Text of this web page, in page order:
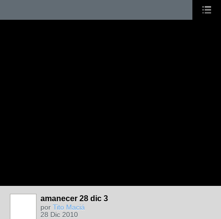
amanecer 28 dic 3
por Tito Maciá
28 Dic 2010